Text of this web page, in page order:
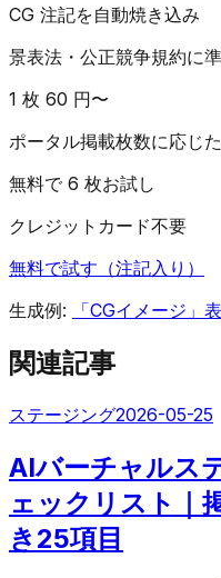
CG 注記を自動焼き込み
景表法・公正競争規約に
1 枚 60 円〜
ポータル掲載枚数に応じ
無料で 6 枚お試し
クレジットカード不要
無料で試す（注記入り）
生成例:
「CGイメージ」
関連記事
ステージング2026-05-25
AIバーチャルス
ェックリスト｜
き25項目